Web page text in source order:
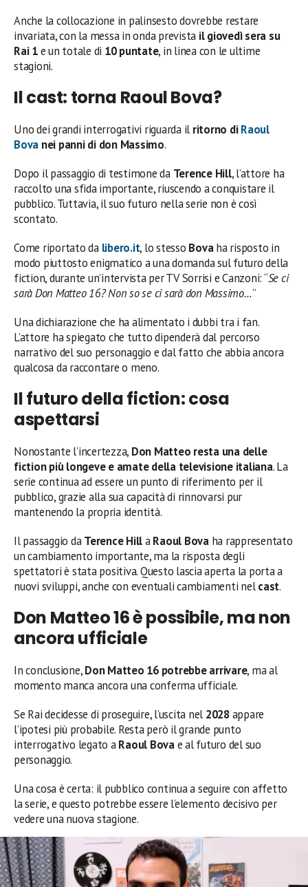
Anche la collocazione in palinsesto dovrebbe restare
invariata, con la messa in onda prevista il giovedì sera su
Rai 1e un totale di 10 puntate, in linea con le ultime
stagioni.
Il cast: torna Raoul Bova?
Uno dei grandi interrogativi riguarda il ritorno diRaoul
Bova nei panni di don Massimo.
Dopo il passaggio di testimone da Terence Hill, l’attore ha
raccolto una sfida importante, riuscendo a conquistare il
pubblico. Tuttavia, il suo futuro nella serie non è così
scontato.
Come riportato da libero.it, lo stesso Bovaha risposto in
modo piuttosto enigmatico a una domanda sul futuro della
fiction, durante un’intervista per TV Sorrisi e Canzoni: “Se ci
sarà Don Matteo 16? Non so se ci sarà don Massimo…”
Una dichiarazione che ha alimentato i dubbi tra i fan.
L’attore ha spiegato che tutto dipenderà dal percorso
narrativo del suo personaggio e dal fatto che abbia ancora
qualcosa da raccontare o meno.
Il futuro della fiction: cosa
aspettarsi
Nonostante l’incertezza, Don Matteo resta una delle
fiction più longeve e amate della televisione italiana. La
serie continua ad essere un punto di riferimento per il
pubblico, grazie alla sua capacità di rinnovarsi pur
mantenendo la propria identità.
Il passaggio daTerence HillaRaoul Bovaha rappresentato
un cambiamento importante, ma la risposta degli
spettatori è stata positiva. Questo lascia aperta la porta a
nuovi sviluppi, anche con eventuali cambiamenti nelcast.
Don Matteo 16 è possibile, ma non
ancora ufficiale
In conclusione,Don Matteo 16 potrebbe arrivare, ma al
momento manca ancora una conferma ufficiale.
Se Rai decidesse di proseguire, l’uscita nel 2028appare
l’ipotesi più probabile. Resta però il grande punto
interrogativo legato aRaoul Bovae al futuro del suo
personaggio.
Una cosa è certa: il pubblico continua a seguire con affetto
la serie, e questo potrebbe essere l’elemento decisivo per
vedere una nuova stagione.